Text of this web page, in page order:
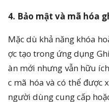
4. Bảo mật và mã hóa
Mặc dù khả năng khóa
ợc tạo trong ứng dụng
àn mới nhưng vẫn hữu
c mã hóa và có thể được
người dùng cung cấp